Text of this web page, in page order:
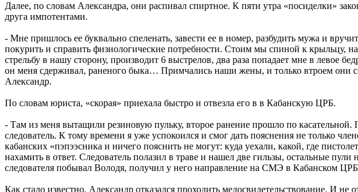
Далее, по словам Александра, они распивал спиртное. К пяти утра «посиделки»
друга импотентами.
- Мне пришлось ее буквально спеленать, завести ее в номер, разбудить мужа и
покурить и справить физиологические потребности. Стоим мы спиной к крыльцу,
стрельбу в нашу сторону, производит 6 выстрелов, два раза попадает мне в левое
он меня сдерживал, раненого быка… Примчались наши жены, и только втроем они
Александр.
По словам юриста, «скорая» приехала быстро и отвезла его в в Кабанскую ЦРБ.
- Там из меня вытащили резиновую пульку, второе ранение прошло по
следователь. К тому времени я уже успокоился и смог дать пояснения не только
кабанских «пэпээсника и ничего пояснить не могут: куда уехали, какой, где
нахамить в ответ. Следователь полазил в траве и нашел две гильзы, остальные
следователя побывал Володя, получил у него направление на СМЭ в Кабанском
Как стало известно, Александр отказался проходить медосвидетельствование. И